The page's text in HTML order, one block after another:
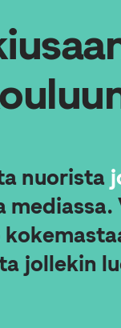
nuorista
mediassa.
jollekin